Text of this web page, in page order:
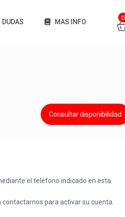
DUDAS MAS INFO
0
Consultar disponibilidad
el teléfono indicado en esta
para activar su cuenta.